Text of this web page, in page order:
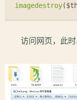
imagedestroy(
访问网页，此时